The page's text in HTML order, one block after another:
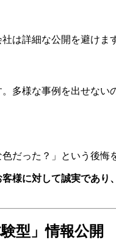
は詳細な公開を避けま
多様な事例を出せな
だった？」という後悔
様に対して誠実であり
型」情報公開